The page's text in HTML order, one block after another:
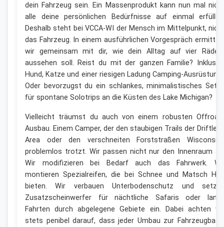
dein Fahrzeug sein. Ein Massenprodukt kann nun mal
alle deine persönlichen Bedürfnisse auf einmal
Deshalb steht bei VCCA-WI der Mensch im Mittelpunkt,
das Fahrzeug. In einem ausführlichen Vorgespräch
wir gemeinsam mit dir, wie dein Alltag auf vier
aussehen soll. Reist du mit der ganzen Familie?
Hund, Katze und einer riesigen Ladung Camping-
Oder bevorzugst du ein schlankes, minimalistisches
für spontane Solotrips an die Küsten des Lake Michigan?
Vielleicht träumst du auch von einem robusten
Ausbau. Einem Camper, der den staubigen Trails der
Area oder den verschneiten Forststraßen
problemlos trotzt. Wir passen nicht nur den Innenraum
Wir modifizieren bei Bedarf auch das Fahrwerk.
montieren Spezialreifen, die bei Schnee und Matsch
bieten. Wir verbauen Unterbodenschutz und
Zusatzscheinwerfer für nächtliche Safaris oder
Fahrten durch abgelegene Gebiete ein. Dabei achten
stets penibel darauf, dass jeder Umbau zur